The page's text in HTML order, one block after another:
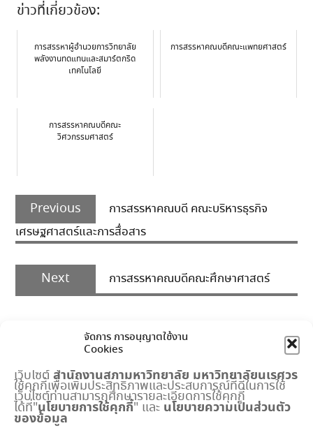
จัดการ การอนุญาตใช้งาน
Cookies
เว็บไซต์สำนักงานสภามหาวิทยาลัย มหาวิทยาลัยนเรศวร
ใช้คุกกี้เพื่อเพิ่มประสิทธิภาพและประสบการณ์ที่ดีในการใช้
เว็บไซต์ท่านสามารถศึกษารายละเอียดการใช้คุกกี้
ได้ที่"นโยบายการใช้คุกกี้" และ นโยบายความเป็นส่วนตัว
ของข้อมูล
ข่าวที่เกี่ยวข้อง:
การสรรหาผู้อำนวยการวิทยาลัย
พลังงานทดแทนและสมาร์ตกริด
เทคโนโลยี
การสรรหาคณบดีคณะแพทยศาสตร์
การสรรหาคณบดีคณะ
วิศวกรรมศาสตร์
Post
navigation
Previous
Previous
post:
การสรรหาคณบดี คณะบริหารธุรกิจ
เศรษฐศาสตร์และการสื่อสาร
Next
post:
การสรรหาคณบดีคณะศึกษาศาสตร์
เมนูด่วน
กำหนดการประชุมสภามหาวิทยาลัย